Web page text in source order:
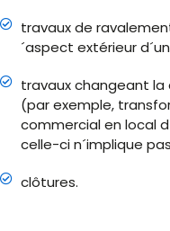
travaux de
´aspect extérieur
travaux changeant
(par exemple,
commercial en local
celle-ci n´implique
clôtures.